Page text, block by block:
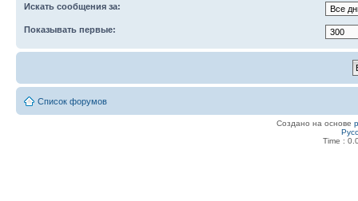
Искать сообщения за:
Показывать первые:
Список форумов
Создано на основе
Time :